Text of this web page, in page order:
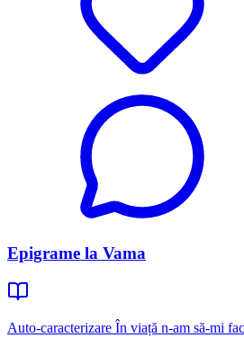
Epigrame la Vama
Auto-caracterizare În viață n-am să-mi